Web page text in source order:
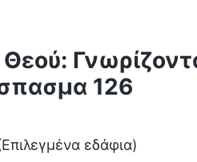
126
εδάφια)